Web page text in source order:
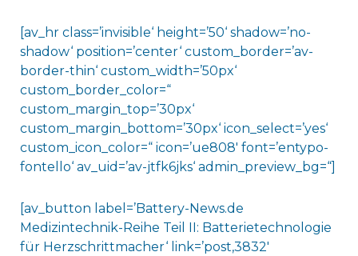
[av_hr class=’invisible‘ height=’50‘ shadow=’no-
shadow‘ position=’center‘ custom_border=’av-
border-thin‘ custom_width=’50px‘
custom_border_color=“
custom_margin_top=’30px‘
custom_margin_bottom=’30px‘ icon_select=’yes‘
custom_icon_color=“ icon=’ue808′ font=’entypo-
fontello‘ av_uid=’av-jtfk6jks‘ admin_preview_bg=“]
[av_button label=’Battery-News.de
Medizintechnik-Reihe Teil II: Batterietechnologie
für Herzschrittmacher‘ link=’post,3832′